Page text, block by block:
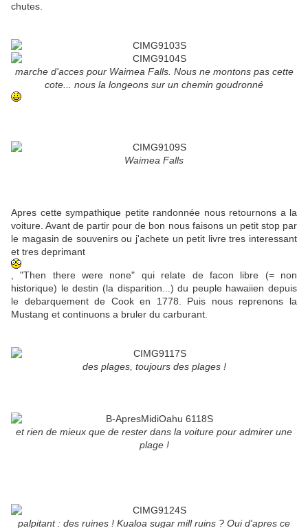
chutes.
marche d'acces pour Waimea Falls. Nous ne montons pas cette
cote... nous la longeons sur un chemin goudronné
Waimea Falls
Apres cette sympathique petite randonnée nous retournons a la
voiture. Avant de partir pour de bon nous faisons un petit stop par
le magasin de souvenirs ou j'achete un petit livre tres interessant
et tres deprimant
, "Then there were none" qui relate de facon libre (= non
historique) le destin (la disparition...) du peuple hawaiien depuis
le debarquement de Cook en 1778. Puis nous reprenons la
Mustang et continuons a bruler du carburant.
des plages, toujours des plages !
et rien de mieux que de rester dans la voiture pour admirer une
plage !
palpitant : des ruines ! Kualoa sugar mill ruins ? Oui d'apres ce